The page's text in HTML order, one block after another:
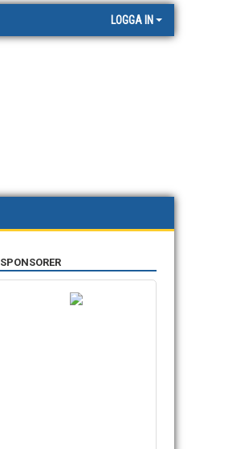
LOGGA IN
SPONSORER